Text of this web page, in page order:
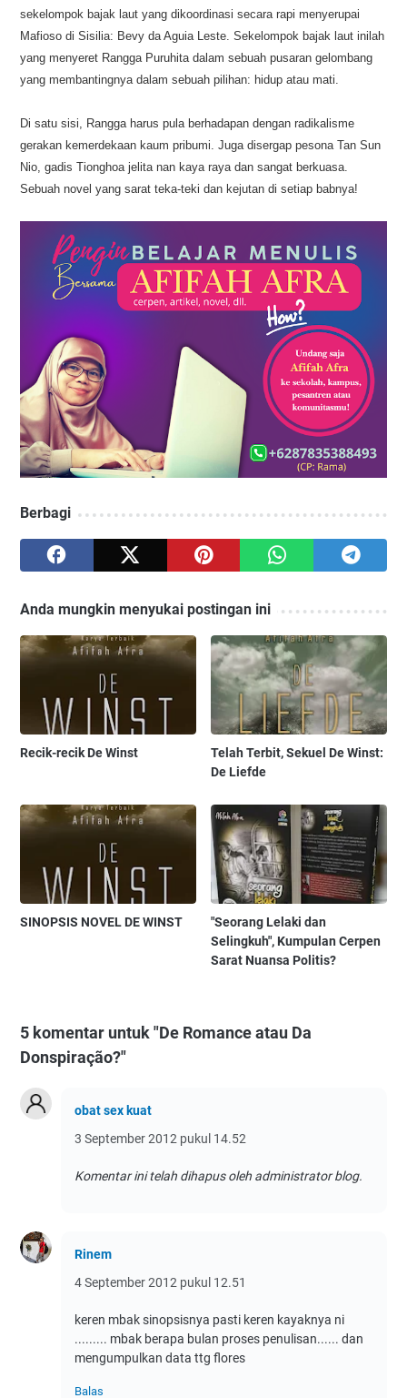
sekelompok bajak laut yang dikoordinasi secara rapi menyerupai
Mafioso di Sisilia: Bevy da Aguia Leste. Sekelompok bajak laut inilah
yang menyeret Rangga Puruhita dalam sebuah pusaran gelombang
yang membantingnya dalam sebuah pilihan: hidup atau mati.
Di satu sisi, Rangga harus pula berhadapan dengan radikalisme
gerakan kemerdekaan kaum pribumi. Juga disergap pesona Tan Sun
Nio, gadis Tionghoa jelita nan kaya raya dan sangat berkuasa.
Sebuah novel yang sarat teka-teki dan kejutan di setiap babnya!
Berbagi
Anda mungkin menyukai postingan ini
Recik-recik De Winst
Telah Terbit, Sekuel De Winst:
De Liefde
SINOPSIS NOVEL DE WINST
"Seorang Lelaki dan
Selingkuh", Kumpulan Cerpen
Sarat Nuansa Politis?
5 komentar untuk "De Romance atau Da
Donspiração?"
obat sex kuat
3 September 2012 pukul 14.52
Komentar ini telah dihapus oleh administrator blog.
Rinem
4 September 2012 pukul 12.51
keren mbak sinopsisnya pasti keren kayaknya ni
......... mbak berapa bulan proses penulisan...... dan
mengumpulkan data ttg flores
Balas